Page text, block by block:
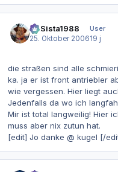
LiLSista1988
User
25. Oktober 200619 j
die straßen sind alle
ka. ja er ist front antriebler
wie vergessen. Hier liegt
Jedenfalls da wo ich
Mir ist total langweilig! Hier
muss aber nix zutun hat.
[edit] Jo danke @ kugel [/